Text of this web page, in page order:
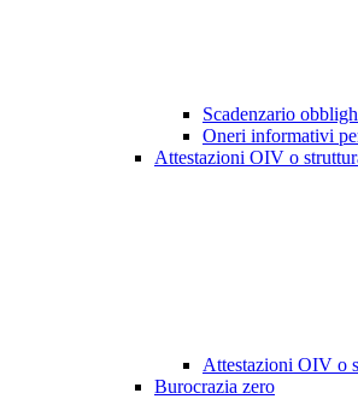
Scadenzario
Oneri informativi
Attestazioni OIV o
Attestazioni OIV o
Burocrazia zero